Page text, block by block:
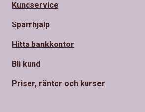
Kundservice
Spärrhjälp
Hitta bankkontor
Bli kund
Priser, räntor och kurser